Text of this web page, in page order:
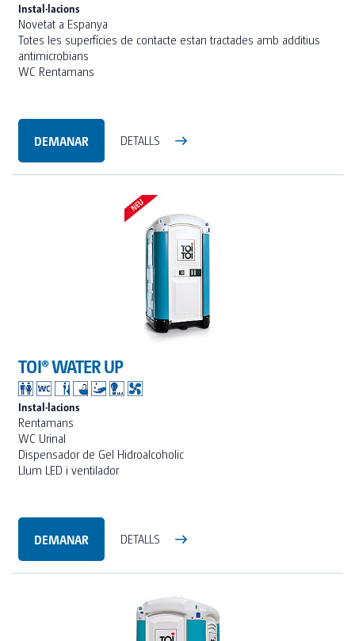
Instal·lacions
Novetat a Espanya
Totes les superfícies de contacte estan tractades amb additius
antimicrobians
WC Rentamans
DEMANAR DETALLS
TOI® WATER UP
Instal·lacions
Rentamans
WC Urinal
Dispensador de Gel Hidroalcoholic
Llum LED i ventilador
DEMANAR DETALLS